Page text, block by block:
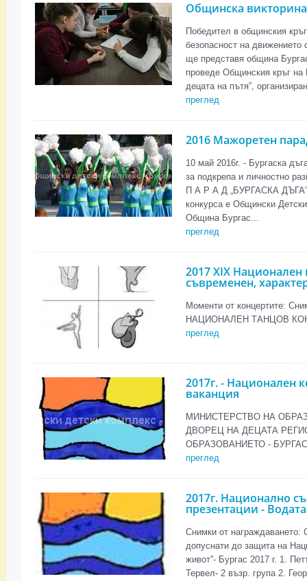
Общинска
Победител в общинския
безопасност на
ще представя община
проведе Общинския кръг на
децата на пътя”,
преглед
2016 Мажоретен
10 май 2016г. - Бургаска
за подкрепа и личностно
П А Р А Д „БУРГАСКА ДЪГА”
конкурса е Общински
Община Бургас...
преглед
2017 ХIХ Национален
съвременен,
Моменти от концертите:
НАЦИОНАЛЕН ТАНЦОВ
преглед
2017г. - Национален
ваканция
МИНИСТЕРСТВО НА
ДВОРЕЦ НА ДЕЦАТА
ОБРАЗОВАНИЕТО -
преглед
2017г. Национално
презентации -
Снимки от награждаването:
допуснати до защита на
живот”- Бургас 2017 г. 1.
Тервел- 2 възр. група 2.